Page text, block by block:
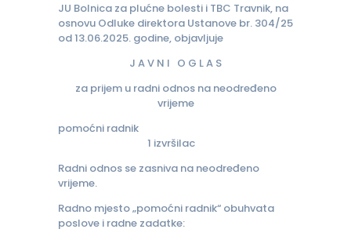
JU Bolnica za plućne bolesti i TBC Travnik, na
osnovu Odluke direktora Ustanove br. 304/25
od 13.06.2025. godine, objavljuje
J A V N I O G L A S
za prijem u radni odnos na neodređeno
vrijeme
pomoćni radnik
1 izvršilac
Radni odnos se zasniva na neodređeno
vrijeme.
Radno mjesto „pomoćni radnik“ obuhvata
poslove i radne zadatke: